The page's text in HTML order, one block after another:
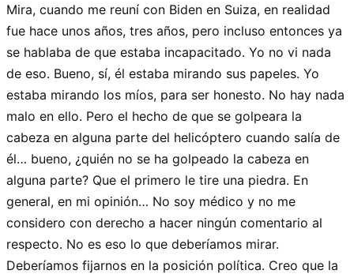
Mira, cuando me reuní con Biden en Suiza, en realidad
fue hace unos años, tres años, pero incluso entonces ya
se hablaba de que estaba incapacitado. Yo no vi nada
de eso. Bueno, sí, él estaba mirando sus papeles. Yo
estaba mirando los míos, para ser honesto. No hay nada
malo en ello. Pero el hecho de que se golpeara la
cabeza en alguna parte del helicóptero cuando salía de
él… bueno, ¿quién no se ha golpeado la cabeza en
alguna parte? Que el primero le tire una piedra. En
general, en mi opinión… No soy médico y no me
considero con derecho a hacer ningún comentario al
respecto. No es eso lo que deberíamos mirar.
Deberíamos fijarnos en la posición política. Creo que la